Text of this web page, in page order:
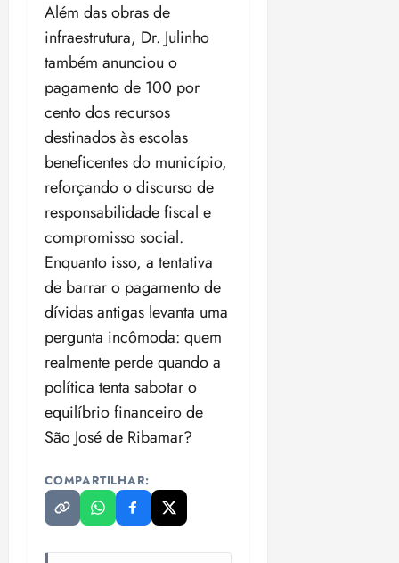
Além das obras de
infraestrutura, Dr. Julinho
também anunciou o
pagamento de 100 por
cento dos recursos
destinados às escolas
beneficentes do município,
reforçando o discurso de
responsabilidade fiscal e
compromisso social.
Enquanto isso, a tentativa
de barrar o pagamento de
dívidas antigas levanta uma
pergunta incômoda: quem
realmente perde quando a
política tenta sabotar o
equilíbrio financeiro de
São José de Ribamar?
COMPARTILHAR: